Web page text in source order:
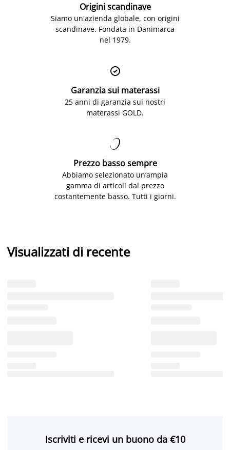
Origini scandinave
Siamo un'azienda globale, con origini
scandinave. Fondata in Danimarca
nel 1979.

Garanzia sui materassi
25 anni di garanzia sui nostri
materassi GOLD.

Prezzo basso sempre
Abbiamo selezionato un’ampia
gamma di articoli dal prezzo
costantemente basso. Tutti i giorni.
Visualizzati di recente
Iscriviti e ricevi un buono da €10